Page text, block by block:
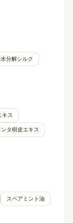
分解シルク
キス
タ樹皮エキス
スペアミント油